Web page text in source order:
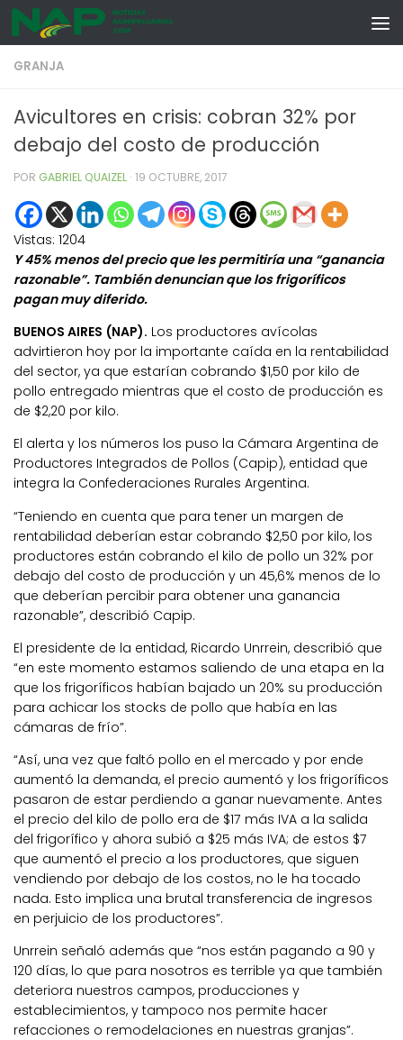
Skip to content
GRANJA
Avicultores en crisis: cobran 32% por
debajo del costo de producción
POR GABRIEL QUAIZEL · 19 OCTUBRE, 2017
Vistas: 1204
Y 45% menos del precio que les permitiría una “ganancia
razonable”. También denuncian que los frigoríficos
pagan muy diferido.
BUENOS AIRES (NAP). Los productores avícolas
advirtieron hoy por la importante caída en la rentabilidad
del sector, ya que estarían cobrando $1,50 por kilo de
pollo entregado mientras que el costo de producción es
de $2,20 por kilo.
El alerta y los números los puso la Cámara Argentina de
Productores Integrados de Pollos (Capip), entidad que
integra la Confederaciones Rurales Argentina.
“Teniendo en cuenta que para tener un margen de
rentabilidad deberían estar cobrando $2,50 por kilo, los
productores están cobrando el kilo de pollo un 32% por
debajo del costo de producción y un 45,6% menos de lo
que deberían percibir para obtener una ganancia
razonable”, describió Capip.
El presidente de la entidad, Ricardo Unrrein, describió que
“en este momento estamos saliendo de una etapa en la
que los frigoríficos habían bajado un 20% su producción
para achicar los stocks de pollo que había en las
cámaras de frío”.
“Así, una vez que faltó pollo en el mercado y por ende
aumentó la demanda, el precio aumentó y los frigoríficos
pasaron de estar perdiendo a ganar nuevamente. Antes
el precio del kilo de pollo era de $17 más IVA a la salida
del frigorífico y ahora subió a $25 más IVA; de estos $7
que aumentó el precio a los productores, que siguen
vendiendo por debajo de los costos, no le ha tocado
nada. Esto implica una brutal transferencia de ingresos
en perjuicio de los productores”.
Unrrein señaló además que “nos están pagando a 90 y
120 días, lo que para nosotros es terrible ya que también
deteriora nuestros campos, producciones y
establecimientos, y tampoco nos permite hacer
refacciones o remodelaciones en nuestras granjas”.